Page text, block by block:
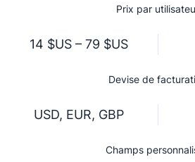
Prix par
14 $US – 79 $US
Devise de
USD, EUR, GBP
Champs